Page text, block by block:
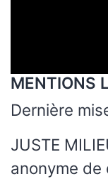
MENTIONS
Dernière
JUSTE
anonyme